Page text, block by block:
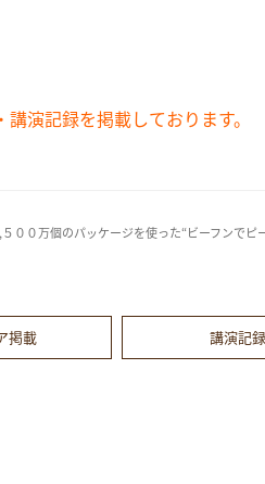
演記録を掲載しております。
０万個のパッケージを使った“ビーフンでピ
掲載 講演記録